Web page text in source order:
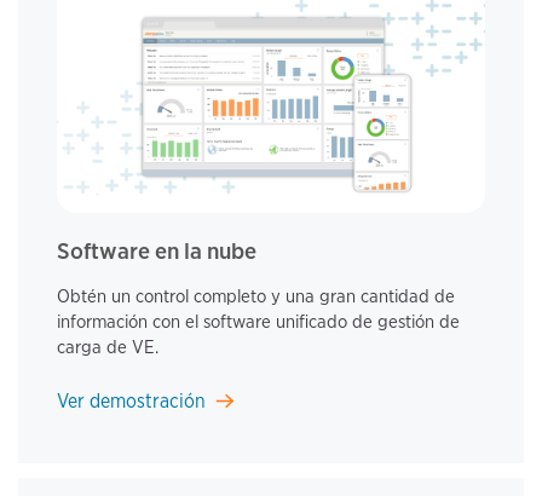
Software en la nube
Obtén un control completo y una gran cantidad de
información con el software unificado de gestión de
carga de VE.
Ver demostración